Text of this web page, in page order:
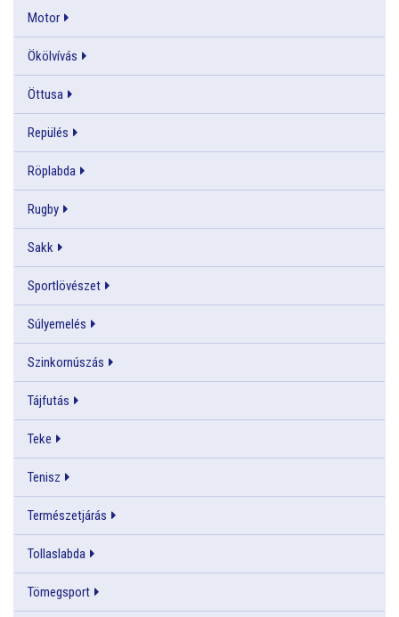
Motor
Ökölvívás
Öttusa
Repülés
Röplabda
Rugby
Sakk
Sportlövészet
Súlyemelés
Szinkornúszás
Tájfutás
Teke
Tenisz
Természetjárás
Tollaslabda
Tömegsport